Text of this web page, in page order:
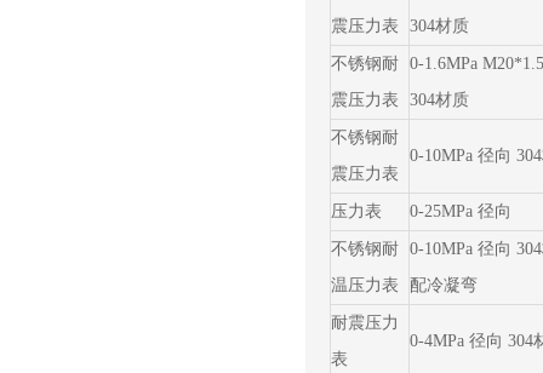
震压力表
304材质
不锈钢耐
震压力表
0-1.6MPa
304材质
不锈钢耐
震压力表
0-10MPa 径向
压力表 0-25MPa 径向
不锈钢耐
温压力表
0-10MPa 径向
配冷凝弯
耐震压力
表
0-4MPa 径向 304